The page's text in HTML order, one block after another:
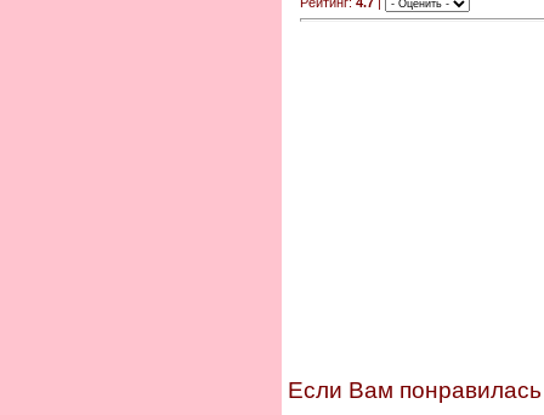
Если Вам понравилась